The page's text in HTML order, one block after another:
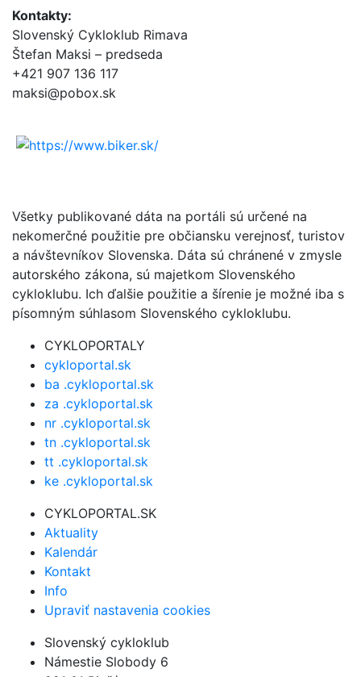
Kontakty:
Slovenský Cykloklub Rimava
Štefan Maksi – predseda
+421 907 136 117
maksi@pobox.sk
Všetky publikované dáta na portáli sú určené na
nekomerčné použitie pre občiansku verejnosť, turistov
a návštevníkov Slovenska. Dáta sú chránené v zmysle
autorského zákona, sú majetkom Slovenského
cykloklubu. Ich ďalšie použitie a šírenie je možné iba s
písomným súhlasom Slovenského cykloklubu.
CYKLOPORTALY
cykloportal.sk
ba .cykloportal.sk
za .cykloportal.sk
nr .cykloportal.sk
tn .cykloportal.sk
tt .cykloportal.sk
ke .cykloportal.sk
CYKLOPORTAL.SK
Aktuality
Kalendár
Kontakt
Info
Upraviť nastavenia cookies
Slovenský cykloklub
Námestie Slobody 6